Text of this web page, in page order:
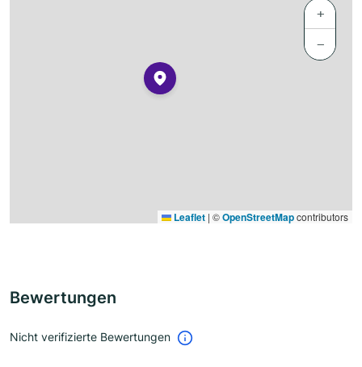
+
−
Leaflet | ©OpenStreetMapcontributors
Bewertungen
Nicht verifizierte Bewertungen